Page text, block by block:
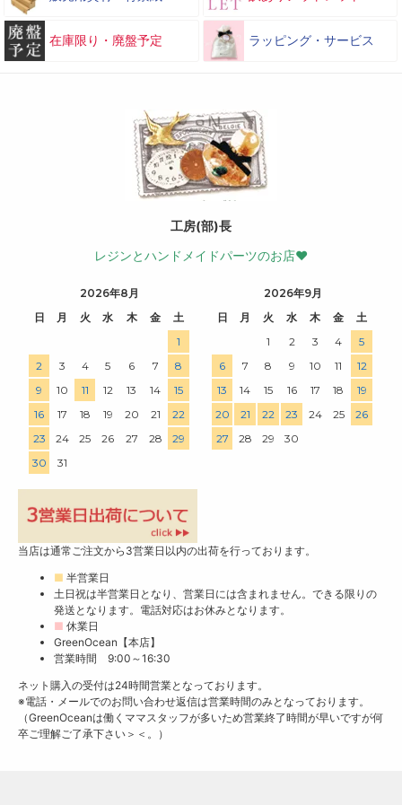
在庫限り・廃盤予定 ラッピング・サービス
工房(部)長
レジンとハンドメイドパーツのお店♥
2026年8月
日
月 火 水 木 金
土
1
2
3 4 5 6 7
8
9
10 11 12 13 14
15
16
17 18 19 20 21
22
23
24 25 26 27 28
29
30
31
2026年9月
日
月 火 水 木 金
土
1
2 3 4
5
6
7 8 9 10 11
12
13
14 15 16 17 18
19
20
21 22 23 24 25
26
27
28 29 30
当店は通常ご注文から3営業日以内の出荷を行っております。
■ 半営業日
土日祝は半営業日となり、営業日には含まれません。できる限りの
発送となります。電話対応はお休みとなります。
■ 休業日
GreenOcean【本店】
営業時間 9:00～16:30
ネット購入の受付は24時間営業となっております。
※電話・メールでのお問い合わせ返信は営業時間のみとなっております。
（GreenOceanは働くママスタッフが多いため営業終了時間が早いですが何
卒ご理解ご了承下さい＞＜。）